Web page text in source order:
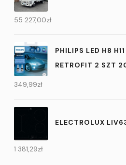
55 227,00zł
PHILIPS LED H8
RETROFIT 2 SZT
349,99zł
ELECTROLUX
1 381,29zł